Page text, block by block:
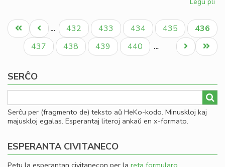
de
Pagination
Unua
paĝo
Antaŭa
paĝo
… Paĝo
432 Paĝo
433 Paĝo
434 Paĝo
435
Aktuala
paĝo
436
Paĝo
437 Paĝo
438 Paĝo
439 Paĝo
440 …
Last
page
Next
page
SERĈO
Serĉu per (fragmento de) teksto aŭ HeKo-kodo. Minuskloj kaj
majuskloj egalas. Esperantaj literoj ankaŭ en x-formato.
ESPERANTA CIVITANECO
Petu la esperantan civitanecon per la reta formularo.